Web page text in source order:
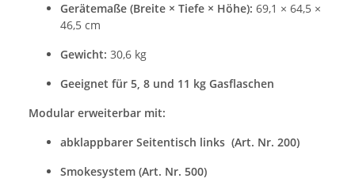
Gerätemaße (Breite × Tiefe × Höhe): 69,1 × 64,5 ×
46,5 cm
Gewicht: 30,6 kg
Geeignet für 5, 8 und 11 kg Gasflaschen
Modular erweiterbar mit:
abklappbarer Seitentisch links (Art. Nr. 200)
Smokesystem (Art. Nr. 500)